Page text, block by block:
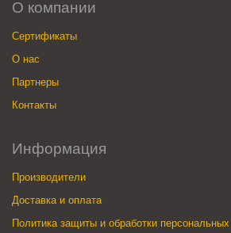
О компании
Сертификаты
О нас
Партнеры
Контакты
Информация
Производители
Доставка и оплата
Политика защиты и обработки